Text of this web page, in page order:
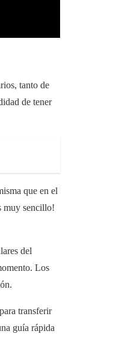
tanto de
de tener
que en el
muy sencillo!
del
Los
transferir
guía rápida